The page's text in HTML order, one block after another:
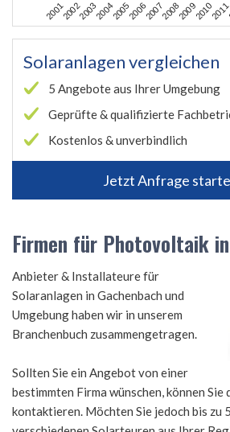
20012002200320042005200620072008200920102011
Solaranlagen vergleichen
5 Angebote aus Ihrer Umgebung
Geprüfte & qualifizierte
Kostenlos & unverbindlich
Jetzt Anfrage
Firmen für Photovoltaik
Anbieter & Installateure für
Solaranlagen in Gachenbach und
Umgebung haben wir in unserem
Branchenbuch zusammengetragen.
Sollten Sie ein Angebot von einer
bestimmten Firma wünschen, können Sie
kontaktieren. Möchten Sie jedoch bis zu